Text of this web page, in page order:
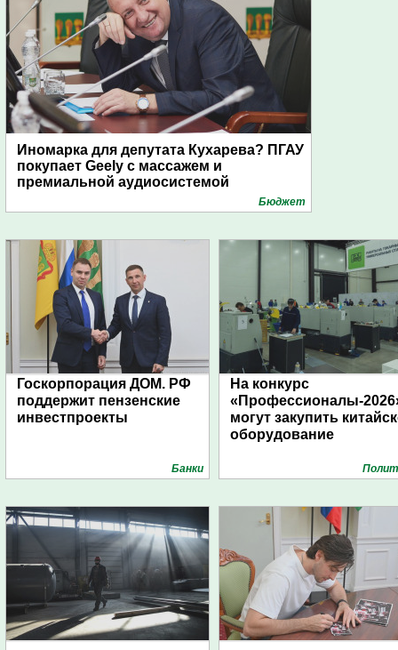
Иномарка для депутата Кухарева? ПГАУ
покупает Geely с массажем и
премиальной аудиосистемой
Бюджет
Госкорпорация ДОМ. РФ
поддержит пензенские
инвестпроекты
Банки
На конкурс
«Профессионалы-
могут закупить
оборудование